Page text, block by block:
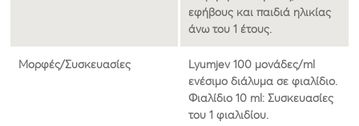
εφήβους και παιδιά ηλικίας
άνω του 1 έτους.
Μορφές/Συσκευασίες
Lyumjev 100 μονάδες/ml
ενέσιμο διάλυμα σε φιαλίδιo.
Φιαλίδιο 10 ml: Συσκευασίες
του 1 φιαλιδίου.